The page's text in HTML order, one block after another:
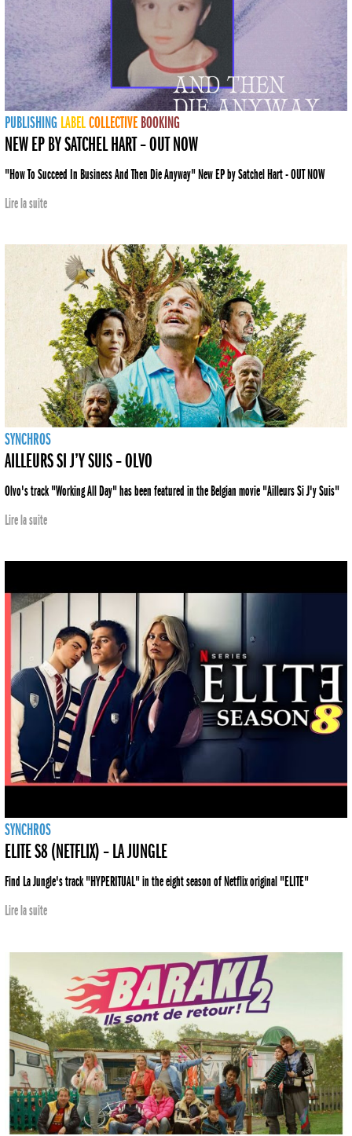
PUBLISHING LABELCOLLECTIVE BOOKING
NEW EP BY SATCHEL HART – OUT NOW
"How To Succeed In Business And Then Die Anyway" New EP by Satchel Hart - OUT NOW
Lire la suite
SYNCHROS
AILLEURS SI J’Y SUIS – OLVO
Olvo's track "Working All Day" has been featured in the Belgian movie "Ailleurs Si J'y Suis"
Lire la suite
SYNCHROS
ELITE S8 (NETFLIX) – LA JUNGLE
Find La Jungle's track "HYPERITUAL" in the eight season of Netflix original "ELITE"
Lire la suite